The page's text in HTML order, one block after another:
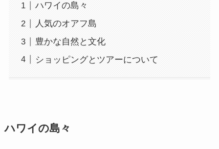
ハワイの島々
人気のオアフ島
豊かな自然と文化
ショッピングとツアーについて
ハワイの島々